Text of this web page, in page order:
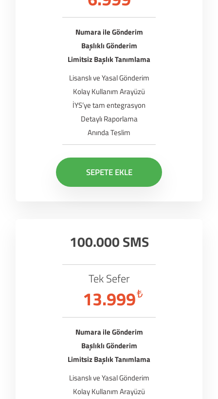
Numara ile Gönderim
Başlıklı Gönderim
Limitsiz Başlık Tanımlama
Lisanslı ve Yasal Gönderim
Kolay Kullanım Arayüzü
İYS’ye tam entegrasyon
Detaylı Raporlama
Anında Teslim
SEPETE EKLE
100.000 SMS
Tek Sefer
₺
13.999
Numara ile Gönderim
Başlıklı Gönderim
Limitsiz Başlık Tanımlama
Lisanslı ve Yasal Gönderim
Kolay Kullanım Arayüzü